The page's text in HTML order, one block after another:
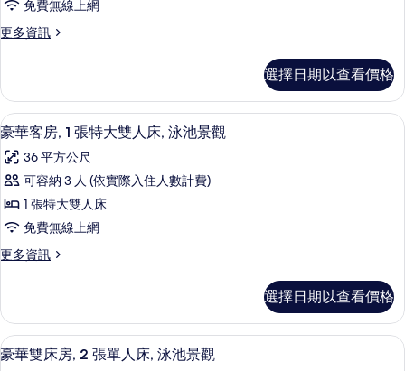
觀
的
相
片
床,
園
詳
情
房,
1
特
大
雙
人
床,
可
使
用
的
所
免費無線上網
更多資訊
更
客
房,
1
特
大
人
床,
使
的
詳
情
選擇日期以查看價格
顯
示
豪
華
客
房,
1
特
大
雙
客房內保險箱、書桌、筆電工作空間
7
豪華客房, 1 張特大雙人床, 泳池景觀
36 平方公尺
可容納 3 人 (依實際入住人數計費)
1 張特大雙人床
免費無線上網
更多資訊
更
客
房,
1
選擇日期以查看價格
顯
客房內保險箱、書桌、筆電工作空間
7
豪華雙床房, 2 張單人床, 泳池景觀